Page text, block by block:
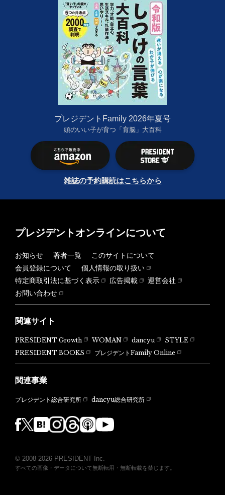
プレジデントFamily 2026年夏号
頭のいい子が育つ「育脳」大百科
雑誌の予約購読はこちらから
プレジデントオンラインについて
お知らせ 著者一覧
このサイトについて
会員登録について
個人情報の取り扱い
特定商取引法に基づく表示
広告掲載
運営会社
お問い合わせ
関連サイト
PRESIDENT Growth WOMAN dancyu
STYLE
PRESIDENT BOOKS
プレジデントFamily Online
関連事業
プレジデント総合研究所 dancyu総合研究所
© 2008-2026 PRESIDENT Inc.
すべての画像・データについて無断転用・無断転載を禁じます。